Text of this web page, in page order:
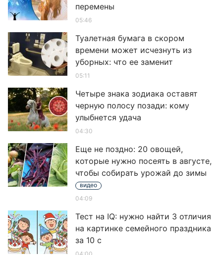
перемены
05:46
Туалетная бумага в скором
времени может исчезнуть из
уборных: что ее заменит
05:11
Четыре знака зодиака оставят
черную полосу позади: кому
улыбнется удача
04:30
Еще не поздно: 20 овощей,
которые нужно посеять в августе,
чтобы собирать урожай до зимы
видео
04:09
Тест на IQ: нужно найти 3 отличия
на картинке семейного праздника
за 10 с